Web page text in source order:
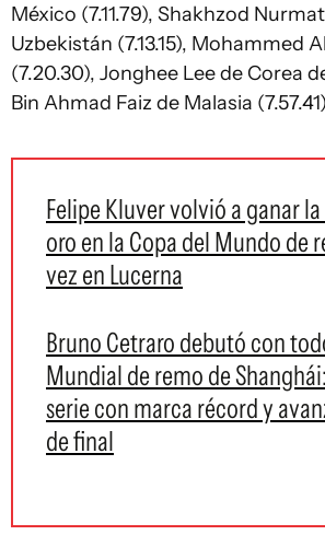
México (7.11.79), Shakhzod
Uzbekistán (7.13.15), Mohammed
(7.20.30), Jonghee Lee de Corea
Bin Ahmad Faiz de Malasia
Felipe Kluver volvió a ganar
oro en la Copa del Mundo de
vez en Lucerna
Bruno Cetraro debutó con
Mundial de remo de
serie con marca récord y
de final